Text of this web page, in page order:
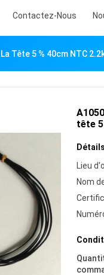
Contactez-Nous
Tête 5 % 40cm NTC
tête 5
Lieu
Nom